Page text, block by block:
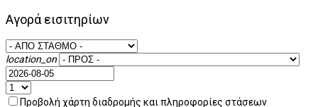
Αγορά εισιτηρίων
location_on
Προβολή χάρτη διαδρομής και πληροφορίες στάσεων